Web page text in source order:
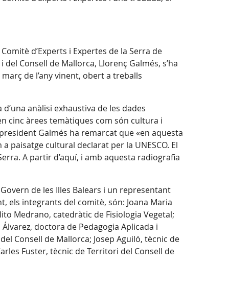
d’Experts i Expertes de la Serra de
Consell de Mallorca, Llorenç Galmés, s’ha
de l’any vinent, obert a treballs
anàlisi exhaustiva de les dades
cinc àrees temàtiques com són cultura i
Galmés ha remarcat que «en aquesta
cultural declarat per la UNESCO. El
A partir d’aquí, i amb aquesta radiografia
de les Illes Balears i un representant
els integrants del comitè, són: Joana Maria
Medrano, catedràtic de Fisiologia Vegetal;
doctora de Pedagogia Aplicada i
Consell de Mallorca; Josep Aguiló, tècnic de
Fuster, tècnic de Territori del Consell de